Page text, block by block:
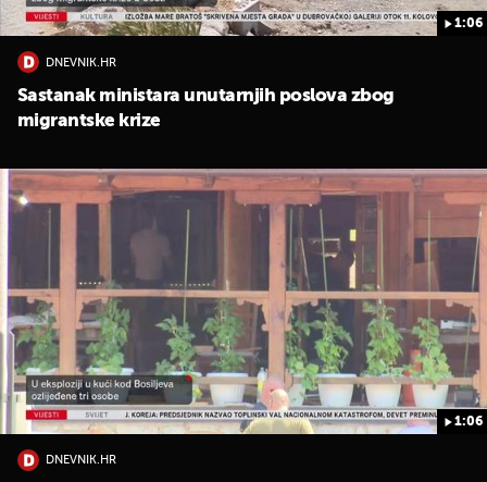
1:06
DNEVNIK.HR
Sastanak ministara unutarnjih poslova zbog
migrantske krize
1:06
DNEVNIK.HR